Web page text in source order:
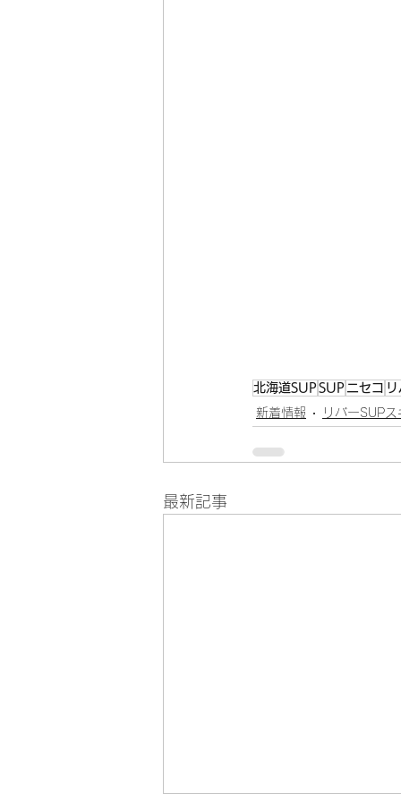
北海道SUPSUP ニセコ
新着情報
リバーSUP
最新記事